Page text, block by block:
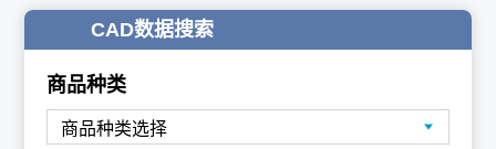
CAD数据搜索
商品种类